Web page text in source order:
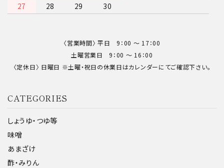
CATEGORIES
しょうゆ・つゆ等
味噌
あまざけ
酢・みりん
27
28 29 30
〈営業時間〉 平日 9：00 〜 17：00
土曜営業日 9：00 〜 16：00
〈定休日〉 日曜日 ※土曜・祝日の休業日はカレンダーにてご確認下さい。